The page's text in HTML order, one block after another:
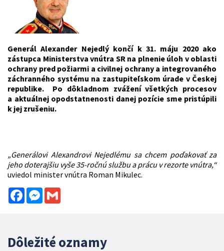
Generál Alexander Nejedlý končí k 31. máju 2020 ako
zástupca Ministerstva vnútra SR na plnenie úloh v oblasti
ochrany pred požiarmi a civilnej ochrany a integrovaného
záchranného systému na zastupiteľskom úrade v Českej
republike. Po dôkladnom zvážení všetkých procesov
a aktuálnej opodstatnenosti danej pozície sme pristúpili
k jej zrušeniu.
„Generálovi Alexandrovi Nejedlému sa chcem poďakovať za
jeho doterajšiu vyše 35-ročnú službu a prácu v rezorte vnútra,“
uviedol minister vnútra Roman Mikulec.
FacebookMessenger
Dôležité oznamy